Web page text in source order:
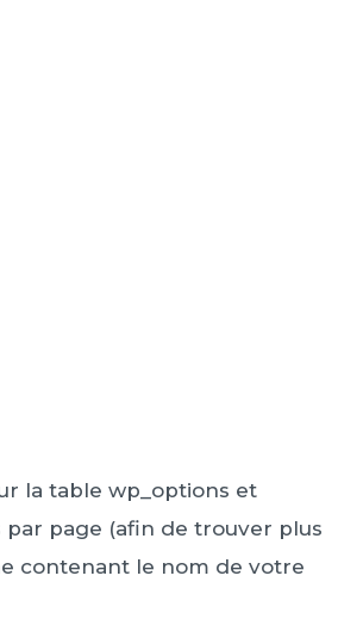
la table wp_options et
par page (afin de trouver plus
contenant le nom de votre